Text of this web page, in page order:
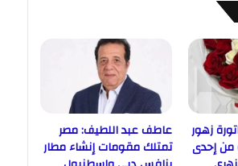
زهور
جنيه من إحدى
عاطف عبد اللطيف: مصر
تمتلك مقومات إنشاء مطار